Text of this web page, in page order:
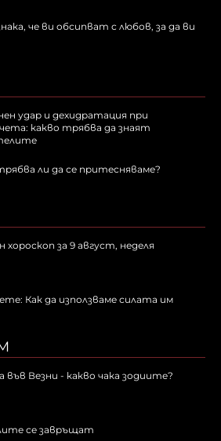
че ви обсипват с любов, за да ви
удар и дехидратация при
какво трябва да знаят
ли да се притесняваме?
хороскоп за 9 август, неделя
Как да използваме силата им
във Везни - какво чака зодиите?
се завръщат